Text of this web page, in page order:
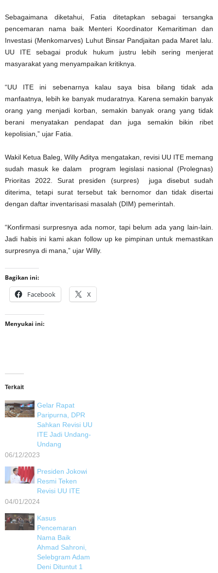
Sebagaimana diketahui, Fatia ditetapkan sebagai tersangka
pencemaran nama baik Menteri Koordinator Kemaritiman dan
Investasi (Menkomarves) Luhut Binsar Pandjaitan pada Maret lalu.
UU ITE sebagai produk hukum justru lebih sering menjerat
masyarakat yang menyampaikan kritiknya.
“UU ITE ini sebenarnya kalau saya bisa bilang tidak ada
manfaatnya, lebih ke banyak mudaratnya. Karena semakin banyak
orang yang menjadi korban, semakin banyak orang yang tidak
berani menyatakan pendapat dan juga semakin bikin ribet
kepolisian,” ujar Fatia.
Wakil Ketua Baleg, Willy Aditya mengatakan, revisi UU ITE memang
sudah masuk ke dalam program legislasi nasional (Prolegnas)
Prioritas 2022. Surat presiden (surpres) juga disebut sudah
diterima, tetapi surat tersebut tak bernomor dan tidak disertai
dengan daftar inventarisasi masalah (DIM) pemerintah.
“Konfirmasi surpresnya ada nomor, tapi belum ada yang lain-lain.
Jadi habis ini kami akan follow up ke pimpinan untuk memastikan
surpresnya di mana,” ujar Willy.
Bagikan ini:
Facebook X
Menyukai ini:
Terkait
Gelar Rapat
Paripurna, DPR
Sahkan Revisi UU
ITE Jadi Undang-
Undang
06/12/2023
Presiden Jokowi
Resmi Teken
Revisi UU ITE
04/01/2024
Kasus
Pencemaran
Nama Baik
Ahmad Sahroni,
Selebgram Adam
Deni Dituntut 1